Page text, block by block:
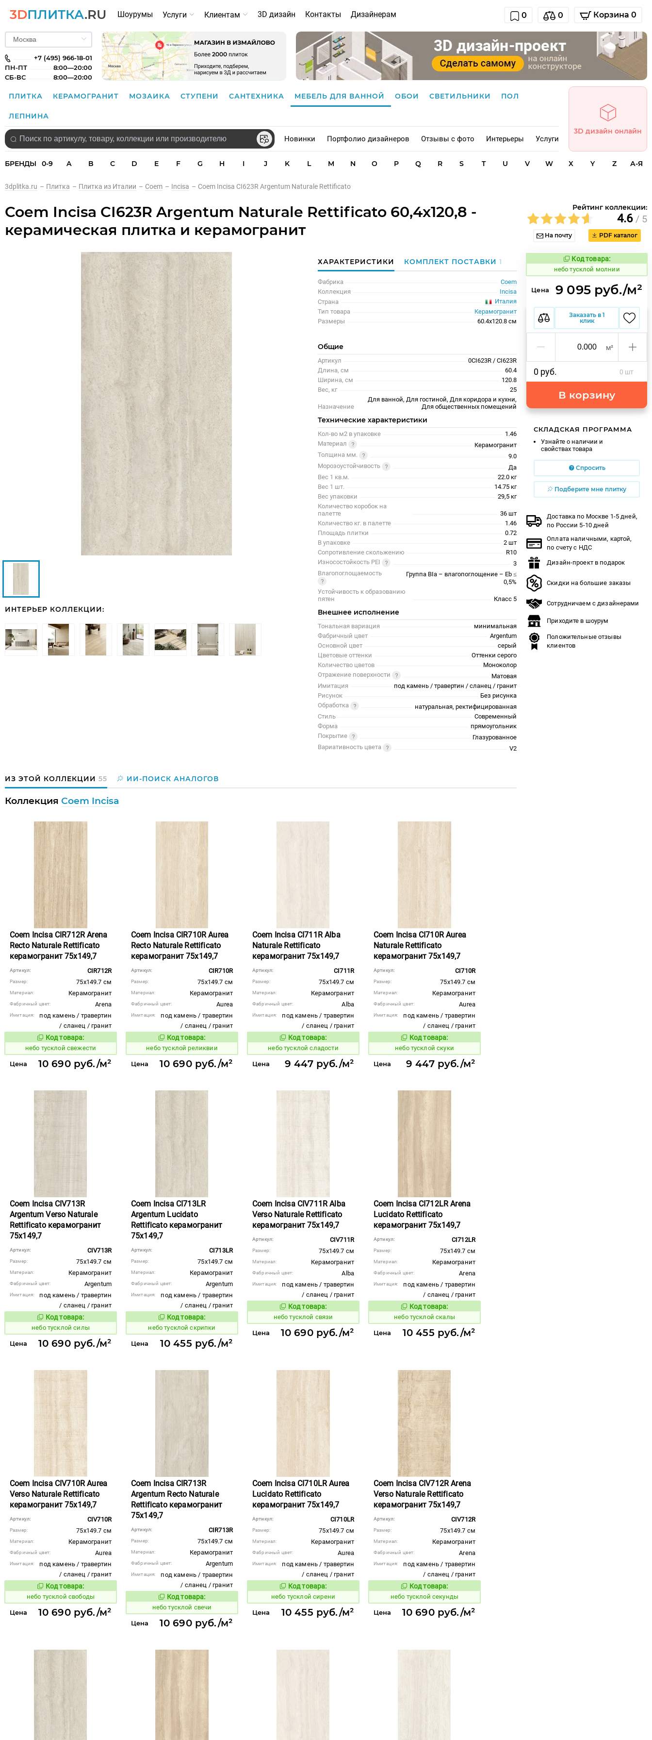
3DПЛИТКА.RU Шоурумы Услуги Клиентам 3D дизайн Контакты Дизайнерам 0 0 Корзина 0
+7 (495) 966-18-01
ПН-ПТ
8:00—20:00
СБ-ВС
8:00—20:00
ПЛИТКА КЕРАМОГРАНИТ МОЗАИКА СТУПЕНИ САНТЕХНИКА МЕБЕЛЬ ДЛЯ ВАННОЙ ОБОИ СВЕТИЛЬНИКИ ПОЛ
ЛЕПНИНА
Новинки Портфолио дизайнеров Отзывы с фото Интерьеры Услуги
3D дизайн онлайн
БРЕНДЫ 0-9 A B C D E F G H I J K L M N O P Q R S T U V W X Y Z А-Я
3dplitka.ru – Плитка – Плитка из Италии – Coem – Incisa – Coem Incisa CI623R Argentum Naturale Rettificato
Coem Incisa CI623R Argentum Naturale Rettificato 60,4x120,8 -
керамическая плитка и керамогранит
Рейтинг коллекции:
4.6 / 5
На почту PDF каталог
ИНТЕРЬЕР КОЛЛЕКЦИИ:
ХАРАКТЕРИСТИКИ КОМПЛЕКТ ПОСТАВКИ1
Фабрика
Coem
Коллекция
Incisa
Страна
Италия
Тип товара
Керамогранит
Размеры
60.4x120.8 см
Общие
Артикул
0CI623R / CI623R
Длина, см
60.4
Ширина, см
120.8
Вес, кг
25
Назначение
Для ванной, Для гостиной, Для коридора и кухни,
Для общественных помещений
Технические характеристики
Кол-во м2 в упаковке
1.46
Материал
Керамогранит
Толщина мм.
9.0
Морозоустойчивость
Да
Вес 1 кв.м.
22.0 кг
Вес 1 шт.
14.75 кг
Вес упаковки
29,5 кг
Количество коробок на
палетте
36 шт
Количество кг. в палетте
1.46
Площадь плитки
0.72
В упаковке
2 шт
Сопротивление скольжению
R10
Износостойкость PEI
3
Влагопоглощаемость
Группа BIa – влагопоглощение – Eb ≤
0,5%
Устойчивость к образованию
пятен
Класс 5
Внешнее исполнение
Тональная вариация
минимальная
Фабричный цвет
Argentum
Основной цвет
серый
Цветовые оттенки
Оттенки серого
Количество цветов
Моноколор
Отражение поверхности
Матовая
Имитация
под камень / травертин / сланец / гранит
Рисунок
Без рисунка
Обработка
натуральная, ректифицированная
Стиль
Современный
Форма
прямоугольник
Покрытие
Глазурованное
Вариативность цвета
V2
ИЗ ЭТОЙ КОЛЛЕКЦИИ 55 ИИ-ПОИСК АНАЛОГОВ
Коллекция Coem Incisa
Coem Incisa CIR712R Arena
Recto Naturale Rettificato
керамогранит 75x149,7
Артикул: CIR712R
Размер: 75x149.7 см
Материал: Керамогранит
Фабричный цвет: Arena
Имитация:
под камень / травертин
/ сланец / гранит
Код товара:
1122708Код товара:
небо тусклой свежести
Цена 10 690 руб./м²
Coem Incisa CIR710R Aurea
Recto Naturale Rettificato
керамогранит 75x149,7
Артикул: CIR710R
Размер: 75x149.7 см
Материал: Керамогранит
Фабричный цвет: Aurea
Имитация:
под камень / травертин
/ сланец / гранит
Код товара:
1122705Код товара:
небо тусклой реликвии
Цена 10 690 руб./м²
Coem Incisa CI711R Alba
Naturale Rettificato
керамогранит 75x149,7
Артикул: CI711R
Размер: 75x149.7 см
Материал: Керамогранит
Фабричный цвет: Alba
Имитация:
под камень / травертин
/ сланец / гранит
Код товара:
1122720Код товара:
небо тусклой сладости
Цена 9 447 руб./м²
Coem Incisa CI710R Aurea
Naturale Rettificato
керамогранит 75x149,7
Артикул: CI710R
Размер: 75x149.7 см
Материал: Керамогранит
Фабричный цвет: Aurea
Имитация:
под камень / травертин
/ сланец / гранит
Код товара:
1122719 Код товара:
небо тусклой скуки
Цена 9 447 руб./м²
Coem Incisa CIV713R
Argentum Verso Naturale
Rettificato керамогранит
75x149,7
Артикул: CIV713R
Размер: 75x149.7 см
Материал: Керамогранит
Фабричный цвет: Argentum
Имитация:
под камень / травертин
/ сланец / гранит
Код товара:
1122713 Код товара:
небо тусклой силы
Цена 10 690 руб./м²
Coem Incisa CI713LR
Argentum Lucidato
Rettificato керамогранит
75x149,7
Артикул: CI713LR
Размер: 75x149.7 см
Материал: Керамогранит
Фабричный цвет: Argentum
Имитация:
под камень / травертин
/ сланец / гранит
Код товара:
1122717 Код товара:
небо тусклой скрипки
Цена 10 455 руб./м²
Coem Incisa CIV711R Alba
Verso Naturale Rettificato
керамогранит 75x149,7
Артикул: CIV711R
Размер: 75x149.7 см
Материал: Керамогранит
Фабричный цвет: Alba
Имитация:
под камень / травертин
/ сланец / гранит
Код товара:
1122711 Код товара:
небо тусклой связи
Цена 10 690 руб./м²
Coem Incisa CI712LR Arena
Lucidato Rettificato
керамогранит 75x149,7
Артикул: CI712LR
Размер: 75x149.7 см
Материал: Керамогранит
Фабричный цвет: Arena
Имитация:
под камень / травертин
/ сланец / гранит
Код товара:
1122716 Код товара:
небо тусклой скалы
Цена 10 455 руб./м²
Coem Incisa CIV710R Aurea
Verso Naturale Rettificato
керамогранит 75x149,7
Артикул: CIV710R
Размер: 75x149.7 см
Материал: Керамогранит
Фабричный цвет: Aurea
Имитация:
под камень / травертин
/ сланец / гранит
Код товара:
1122710 Код товара:
небо тусклой свободы
Цена 10 690 руб./м²
Coem Incisa CIR713R
Argentum Recto Naturale
Rettificato керамогранит
75x149,7
Артикул: CIR713R
Размер: 75x149.7 см
Материал: Керамогранит
Фабричный цвет: Argentum
Имитация:
под камень / травертин
/ сланец / гранит
Код товара:
1122709Код товара:
небо тусклой свечи
Цена 10 690 руб./м²
Coem Incisa CI710LR Aurea
Lucidato Rettificato
керамогранит 75x149,7
Артикул: CI710LR
Размер: 75x149.7 см
Материал: Керамогранит
Фабричный цвет: Aurea
Имитация:
под камень / травертин
/ сланец / гранит
Код товара:
1122714 Код товара:
небо тусклой сирени
Цена 10 455 руб./м²
Coem Incisa CIV712R Arena
Verso Naturale Rettificato
керамогранит 75x149,7
Артикул: CIV712R
Размер: 75x149.7 см
Материал: Керамогранит
Фабричный цвет: Arena
Имитация:
под камень / травертин
/ сланец / гранит
Код товара:
1122712 Код товара:
небо тусклой секунды
Цена 10 690 руб./м²
Код товара:
1122678 Код товара:
небо тусклой молнии
Цена 9 095 руб./м²
Заказать в 1
клик
м²
0 руб. 0 шт
В корзину
СКЛАДСКАЯ ПРОГРАММА
Узнайте о наличии и
свойствах товара
Спросить
Подберите мне плитку
Доставка по Москве 1-5 дней,
по России 5-10 дней
Оплата наличными, картой,
по счету с НДС
Дизайн-проект в подарок
Скидки на большие заказы
Сотрудничаем с дизайнерами
Приходите в шоурум
Положительные отзывы
клиентов